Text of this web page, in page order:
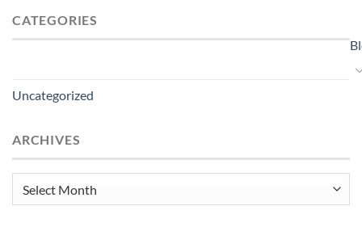
CATEGORIES
Uncategorized
ARCHIVES
Archives